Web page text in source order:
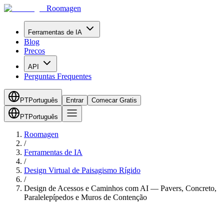
Roomagen
Ferramentas de IA
Blog
Precos
API
Perguntas Frequentes
PTPortuguês Entrar Comecar Gratis
PTPortuguês
Roomagen
/
Ferramentas de IA
/
Design Virtual de Paisagismo Rígido
/
Design de Acessos e Caminhos com AI — Pavers, Concreto,
Paralelepípedos e Muros de Contenção